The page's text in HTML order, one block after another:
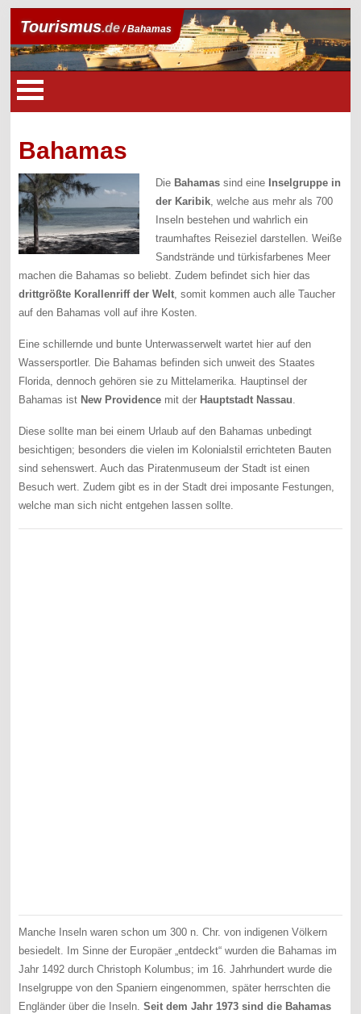
Tourismus.de/ Bahamas
Bahamas
Die Bahamas sind eine Inselgruppe in
der Karibik , welche aus mehr als 700
Inseln bestehen und wahrlich ein
traumhaftes Reiseziel darstellen. Weiße
Sandstrände und türkisfarbenes Meer
machen die Bahamas so beliebt. Zudem befindet sich hier das
drittgrößte Korallenriff der Welt , somit kommen auch alle Taucher
auf den Bahamas voll auf ihre Kosten.
Eine schillernde und bunte Unterwasserwelt wartet hier auf den
Wassersportler. Die Bahamas befinden sich unweit des Staates
Florida, dennoch gehören sie zu Mittelamerika. Hauptinsel der
Bahamas ist New Providence mit der Hauptstadt Nassau.
Diese sollte man bei einem Urlaub auf den Bahamas unbedingt
besichtigen; besonders die vielen im Kolonialstil errichteten Bauten
sind sehenswert. Auch das Piratenmuseum der Stadt ist einen
Besuch wert. Zudem gibt es in der Stadt drei imposante Festungen,
welche man sich nicht entgehen lassen sollte.
Manche Inseln waren schon um 300 n. Chr. von indigenen Völkern
besiedelt. Im Sinne der Europäer „entdeckt“ wurden die Bahamas im
Jahr 1492 durch Christoph Kolumbus; im 16. Jahrhundert wurde die
Inselgruppe von den Spaniern eingenommen, später herrschten die
Engländer über die Inseln.Seit dem Jahr 1973 sind die Bahamas